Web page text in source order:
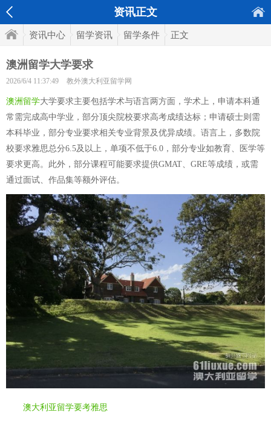
资讯正文
资讯中心 留学资讯 留学条件 正文
澳洲留学大学要求
2026/6/4 11:37:49 教外澳大利亚留学网
澳洲留学大学要求主要包括学术与语言两方面，学术上，申请本科通
常需完成高中学业，部分顶尖院校要求高考成绩达标；申请硕士则需
本科毕业，部分专业要求相关专业背景及优异成绩。语言上，多数院
校要求雅思总分6.5及以上，单项不低于6.0，部分专业如教育、医学等
要求更高。此外，部分课程可能要求提供GMAT、GRE等成绩，或需
通过面试、作品集等额外评估。
澳大利亚留学要考雅思